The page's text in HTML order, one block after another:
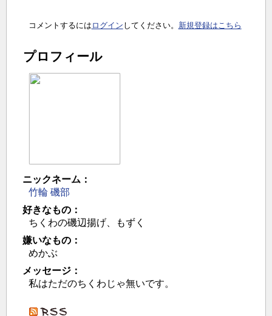
コメントするには ログイン してください。 新規登録はこちら
プロフィール
ニックネーム：
竹輪 磯部
好きなもの：
ちくわの磯辺揚げ、もずく
嫌いなもの：
めかぶ
メッセージ：
私はただのちくわじゃ無いです。